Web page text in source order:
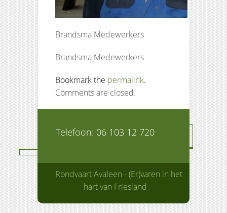
Brandsma Medewerkers
Brandsma Medewerkers
Bookmark the permalink.
Comments are closed.
Telefoon: 06 103 12 720
Rondvaart Avaleen - (Er)varen in het
hart van Friesland